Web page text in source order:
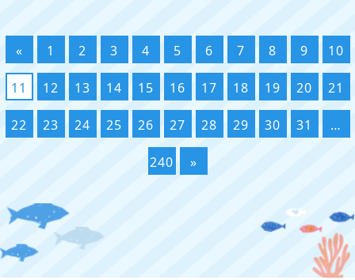
« 1 2 3 4 5 6 7 8 9 10
11 12 13 14 15 16 17 18 19 20 21
22 23 24 25 26 27 28 29 30 31 …
240 »